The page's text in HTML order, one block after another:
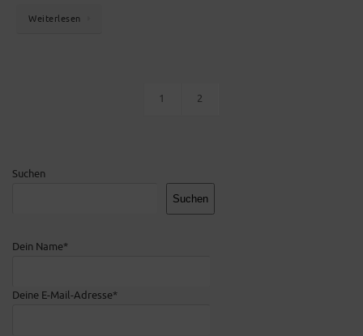
Weiterlesen
1 2
Suchen
Suchen
Dein Name*
Deine E-Mail-Adresse*